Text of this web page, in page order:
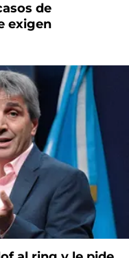
de
exigen